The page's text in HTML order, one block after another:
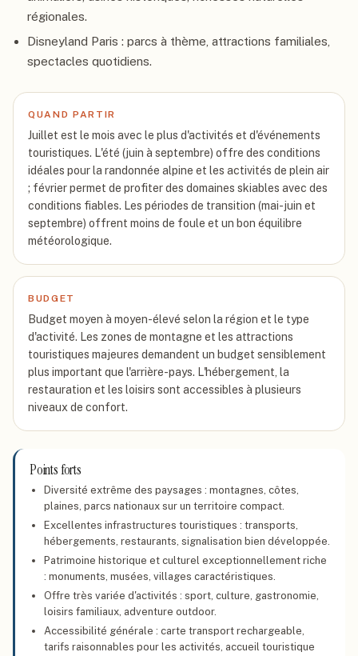
régionales.
Disneyland Paris : parcs à thème, attractions familiales,
spectacles quotidiens.
QUAND PARTIR
Juillet est le mois avec le plus d'activités et d'événements
touristiques. L'été (juin à septembre) offre des conditions
idéales pour la randonnée alpine et les activités de plein air
; février permet de profiter des domaines skiables avec des
conditions fiables. Les périodes de transition (mai-juin et
septembre) offrent moins de foule et un bon équilibre
météorologique.
BUDGET
Budget moyen à moyen-élevé selon la région et le type
d'activité. Les zones de montagne et les attractions
touristiques majeures demandent un budget sensiblement
plus important que l'arrière-pays. L'hébergement, la
restauration et les loisirs sont accessibles à plusieurs
niveaux de confort.
Points forts
Diversité extrême des paysages : montagnes, côtes,
plaines, parcs nationaux sur un territoire compact.
Excellentes infrastructures touristiques : transports,
hébergements, restaurants, signalisation bien développée.
Patrimoine historique et culturel exceptionnellement riche
: monuments, musées, villages caractéristiques.
Offre très variée d'activités : sport, culture, gastronomie,
loisirs familiaux, adventure outdoor.
Accessibilité générale : carte transport rechargeable,
tarifs raisonnables pour les activités, accueil touristique